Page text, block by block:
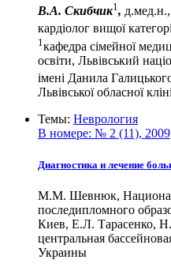
В.А. Скибчик1,
кардіолог вищої
1 кафедра сімейної
освіти, Львівський
імені Данила
Львівської обласної
Темы: Неврология
В номере: № 2 (11), 2009
Диагностика и лечение
М.М. Шевнюк,
последипломного
Киев, Е.Л. Тарасенко,
центральная
Украины